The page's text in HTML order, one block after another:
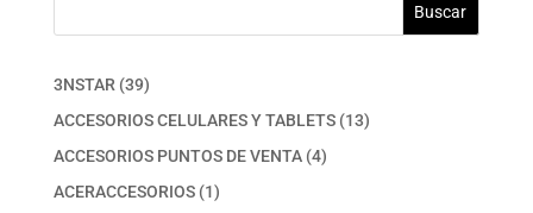
Buscar
3NSTAR 3939
productos
ACCESORIOS CELULARES Y TABLETS 1313
ACCESORIOS PUNTOS DE VENTA 44
ACERACCESORIOS 11